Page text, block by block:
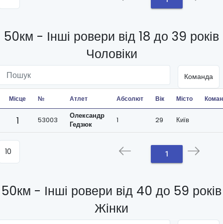
50км - Інші ровери від 18 до 39 років
Чоловіки
Місце № Атлет Абсолют Вік Місто
1 53003
Олександр
Гедзюк
1 29 Київ
1
50км - Інші ровери від 40 до 59 років
Жінки